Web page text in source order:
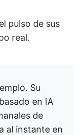
pulso de sus
real.
Su
en IA
de
al instante en